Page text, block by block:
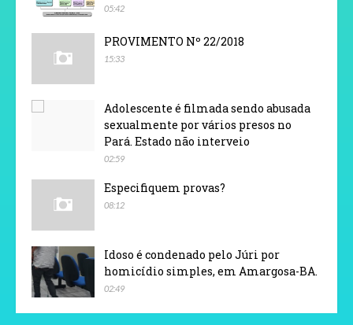
05:42
PROVIMENTO Nº 22/2018
15:33
Adolescente é filmada sendo abusada
sexualmente por vários presos no
Pará. Estado não interveio
02:59
Especifiquem provas?
08:12
Idoso é condenado pelo Júri por
homicídio simples, em Amargosa-BA.
02:49